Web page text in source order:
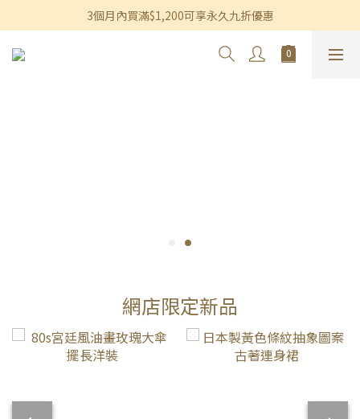
香港及澳門訂單滿$600即享免運費優惠
3個月內買滿$1,200可享永久九折優惠
香港及澳門訂單滿$600即享免運費優惠
網店限定新品